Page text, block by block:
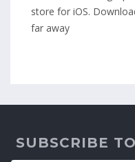
store for iOS.
far away
SUBSCRIBE